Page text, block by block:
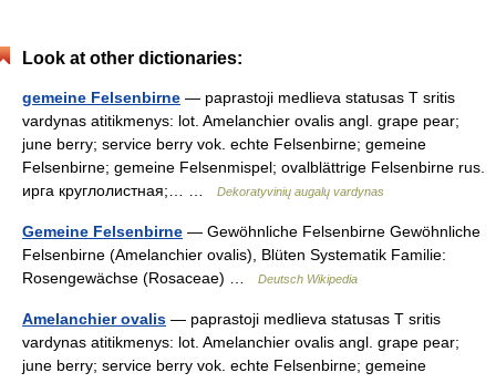
Look at other dictionaries:
gemeine Felsenbirne — paprastoji medlieva statusas T sritis
vardynas atitikmenys: lot. Amelanchier ovalis angl. grape pear;
june berry; service berry vok. echte Felsenbirne; gemeine
Felsenbirne; gemeine Felsenmispel; ovalblättrige Felsenbirne rus.
ирга круглолистная;… …
Dekoratyvinių augalų vardynas
Gemeine Felsenbirne — Gewöhnliche Felsenbirne Gewöhnliche
Felsenbirne (Amelanchier ovalis), Blüten Systematik Familie:
Rosengewächse (Rosaceae) …
Deutsch Wikipedia
Amelanchier ovalis — paprastoji medlieva statusas T sritis
vardynas atitikmenys: lot. Amelanchier ovalis angl. grape pear;
june berry; service berry vok. echte Felsenbirne; gemeine